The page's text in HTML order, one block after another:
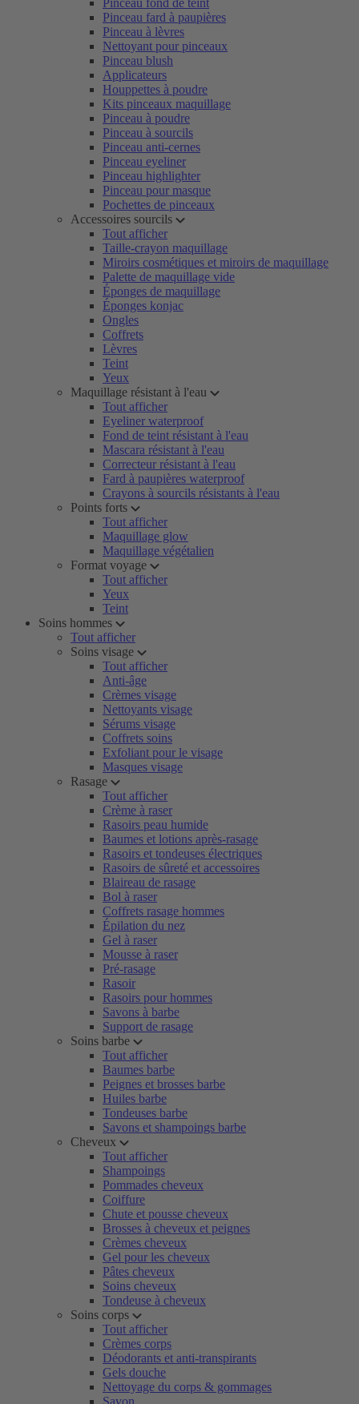
Pinceau fond de teint
Pinceau fard à paupières
Pinceau à lèvres
Nettoyant pour pinceaux
Pinceau blush
Applicateurs
Houppettes à poudre
Kits pinceaux maquillage
Pinceau à poudre
Pinceau à sourcils
Pinceau anti-cernes
Pinceau eyeliner
Pinceau highlighter
Pinceau pour masque
Pochettes de pinceaux
Accessoires sourcils
Tout afficher
Taille-crayon maquillage
Miroirs cosmétiques et miroirs de maquillage
Palette de maquillage vide
Éponges de maquillage
Éponges konjac
Ongles
Coffrets
Lèvres
Teint
Yeux
Maquillage résistant à l'eau
Tout afficher
Eyeliner waterproof
Fond de teint résistant à l'eau
Mascara résistant à l'eau
Correcteur résistant à l'eau
Fard à paupières waterproof
Crayons à sourcils résistants à l'eau
Points forts
Tout afficher
Maquillage glow
Maquillage végétalien
Format voyage
Tout afficher
Yeux
Teint
Soins hommes
Tout afficher
Soins visage
Tout afficher
Anti-âge
Crèmes visage
Nettoyants visage
Sérums visage
Coffrets soins
Exfoliant pour le visage
Masques visage
Rasage
Tout afficher
Crème à raser
Rasoirs peau humide
Baumes et lotions après-rasage
Rasoirs et tondeuses électriques
Rasoirs de sûreté et accessoires
Blaireau de rasage
Bol à raser
Coffrets rasage hommes
Épilation du nez
Gel à raser
Mousse à raser
Pré-rasage
Rasoir
Rasoirs pour hommes
Savons à barbe
Support de rasage
Soins barbe
Tout afficher
Baumes barbe
Peignes et brosses barbe
Huiles barbe
Tondeuses barbe
Savons et shampoings barbe
Cheveux
Tout afficher
Shampoings
Pommades cheveux
Coiffure
Chute et pousse cheveux
Brosses à cheveux et peignes
Crèmes cheveux
Gel pour les cheveux
Pâtes cheveux
Soins cheveux
Tondeuse à cheveux
Soins corps
Tout afficher
Crèmes corps
Déodorants et anti-transpirants
Gels douche
Nettoyage du corps & gommages
Savon